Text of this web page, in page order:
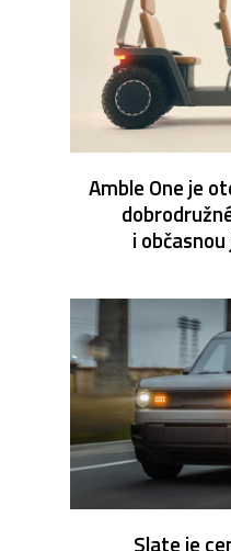
Amble One je
i
Slate je